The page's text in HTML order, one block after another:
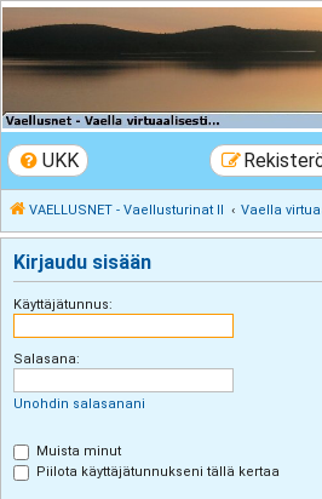
VAELLUSNET -
Vaellusturinat II
UKK
VAELLUSNET - Vaellusturinat II Vaella
Kirjaudu sisään
Käyttäjätunnus:
Salasana:
Unohdin salasanani
Muista minut
Piilota käyttäjätunnukseni tällä kertaa